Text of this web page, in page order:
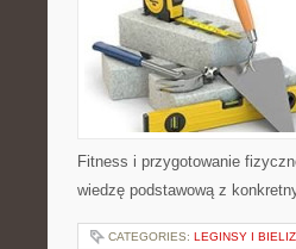
Fitness i przygotowanie
wiedzę podstawową z
CATEGORIES: LEGINSY I